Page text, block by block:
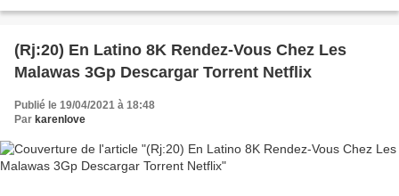
(Rj:20) En Latino 8K Rendez-Vous Chez Les
Malawas 3Gp Descargar Torrent Netflix
Publié le 19/04/2021 à 18:48
Par karenlove